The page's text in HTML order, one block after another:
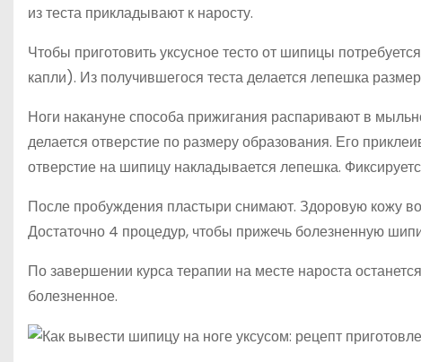
из теста прикладывают к наросту.
Чтобы приготовить уксусное тесто от шипицы
капли). Из получившегося теста делается лепешка
Ноги накануне способа прижигания распаривают в
делается отверстие по размеру образования. Его
отверстие на шипицу накладывается лепешка.
После пробуждения пластыри снимают. Здоровую кожу
Достаточно 4 процедур, чтобы прижечь болезненную
По завершении курса терапии на месте нароста
болезненное.